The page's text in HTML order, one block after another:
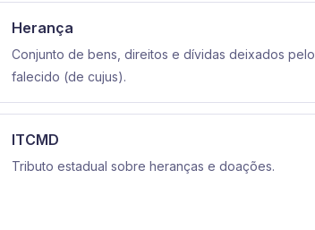
Herança
Conjunto de bens, direitos e dívidas deixados pelo
falecido (de cujus).
ITCMD
Tributo estadual sobre heranças e doações.